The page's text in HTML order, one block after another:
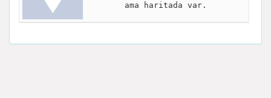
ama haritada var.